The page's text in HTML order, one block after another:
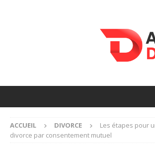
ACCUEIL DIVORCE
Les étapes pour
divorce par consentement mutuel